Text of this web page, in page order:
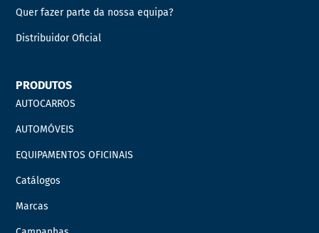
Quer fazer parte da nossa equipa?
Distribuidor Oficial
PRODUTOS
AUTOCARROS
AUTOMÓVEIS
EQUIPAMENTOS OFICINAIS
Catálogos
Marcas